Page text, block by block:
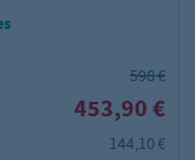
598 €
453,90 €
144,10 €